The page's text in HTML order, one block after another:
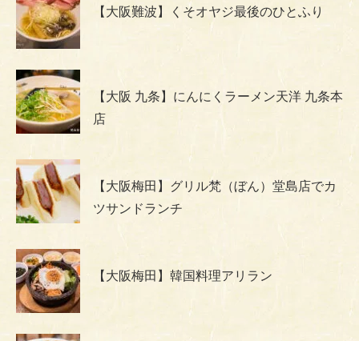
【大阪難波】くそオヤジ最後のひとふり
【大阪 九条】にんにくラーメン天洋 九条本
店
【大阪梅田】グリル梵（ぼん）堂島店でカ
ツサンドランチ
【大阪梅田】韓国料理アリラン